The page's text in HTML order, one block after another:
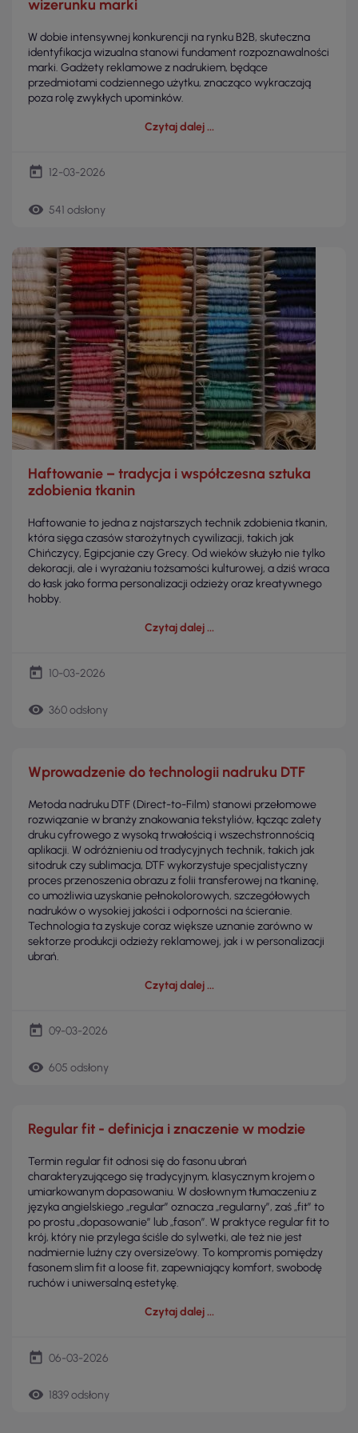
wizerunku marki
W dobie intensywnej konkurencji na rynku B2B, skuteczna
identyfikacja wizualna stanowi fundament rozpoznawalności
marki. Gadżety reklamowe z nadrukiem, będące
przedmiotami codziennego użytku, znacząco wykraczają
poza rolę zwykłych upominków.
Czytaj dalej
today 12-03-2026
remove_red_eye 541 odsłony
Haftowanie – tradycja i współczesna sztuka
zdobienia tkanin
Haftowanie to jedna z najstarszych technik zdobienia tkanin,
która sięga czasów starożytnych cywilizacji, takich jak
Chińczycy, Egipcjanie czy Grecy. Od wieków służyło nie tylko
dekoracji, ale i wyrażaniu tożsamości kulturowej, a dziś wraca
do łask jako forma personalizacji odzieży oraz kreatywnego
hobby.
Czytaj dalej
today 10-03-2026
remove_red_eye 360 odsłony
Wprowadzenie do technologii nadruku DTF
Metoda nadruku DTF (Direct-to-Film) stanowi przełomowe
rozwiązanie w branży znakowania tekstyliów, łącząc zalety
druku cyfrowego z wysoką trwałością i wszechstronnością
aplikacji. W odróżnieniu od tradycyjnych technik, takich jak
sitodruk czy sublimacja, DTF wykorzystuje specjalistyczny
proces przenoszenia obrazu z folii transferowej na tkaninę,
co umożliwia uzyskanie pełnokolorowych, szczegółowych
nadruków o wysokiej jakości i odporności na ścieranie.
Technologia ta zyskuje coraz większe uznanie zarówno w
sektorze produkcji odzieży reklamowej, jak i w personalizacji
ubrań.
Czytaj dalej
today 09-03-2026
remove_red_eye 605 odsłony
Regular fit - definicja i znaczenie w modzie
Termin regular fit odnosi się do fasonu ubrań
charakteryzującego się tradycyjnym, klasycznym krojem o
umiarkowanym dopasowaniu. W dosłownym tłumaczeniu z
języka angielskiego „regular” oznacza „regularny”, zaś „fit” to
po prostu „dopasowanie” lub „fason”. W praktyce regular fit to
krój, który nie przylega ściśle do sylwetki, ale też nie jest
nadmiernie luźny czy oversize’owy. To kompromis pomiędzy
fasonem slim fit a loose fit, zapewniający komfort, swobodę
ruchów i uniwersalną estetykę.
Czytaj dalej
today 06-03-2026
remove_red_eye 1839 odsłony